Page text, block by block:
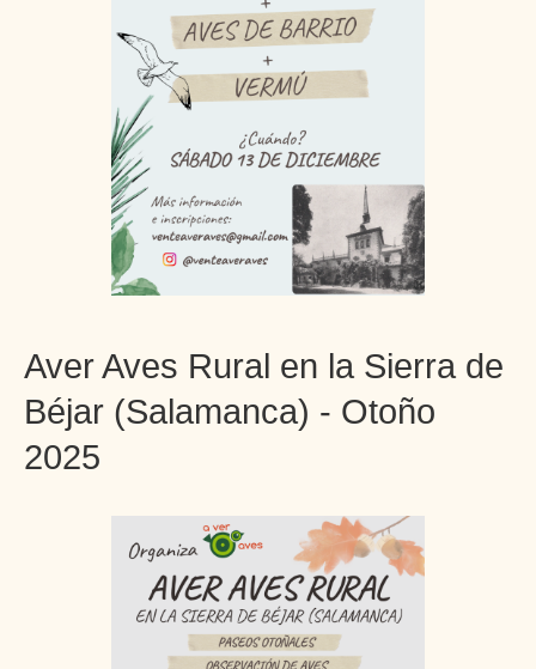
Aver Aves Rural en la Sierra de
Béjar (Salamanca) - Otoño
2025